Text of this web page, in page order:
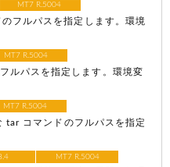
MT7 R.5004
フルパスを指定します。環境
MT7 R.5004
ルパスを指定します。環境変
MT7 R.5004
tar コマンドのフルパスを指定
MT7 R.5004